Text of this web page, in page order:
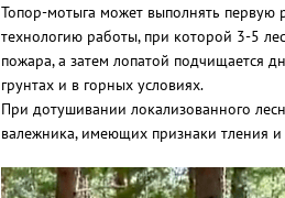
Топор-мотыга может выполнять первую
технологию работы, при которой 3-5
пожара, а затем лопатой подчищается
грунтах и в горных условиях.
При дотушивании локализованного
валежника, имеющих признаки тления